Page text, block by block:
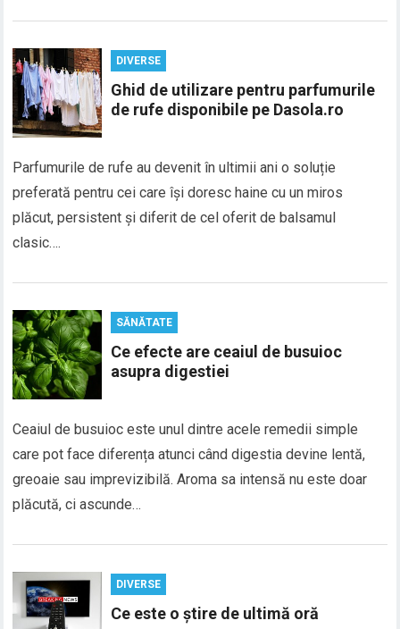
DIVERSE
Ghid de utilizare pentru parfumurile
de rufe disponibile pe Dasola.ro
Parfumurile de rufe au devenit în ultimii ani o soluție
preferată pentru cei care își doresc haine cu un miros
plăcut, persistent și diferit de cel oferit de balsamul
clasic….
SĂNĂTATE
Ce efecte are ceaiul de busuioc
asupra digestiei
Ceaiul de busuioc este unul dintre acele remedii simple
care pot face diferența atunci când digestia devine lentă,
greoaie sau imprevizibilă. Aroma sa intensă nu este doar
plăcută, ci ascunde…
DIVERSE
Ce este o știre de ultimă oră